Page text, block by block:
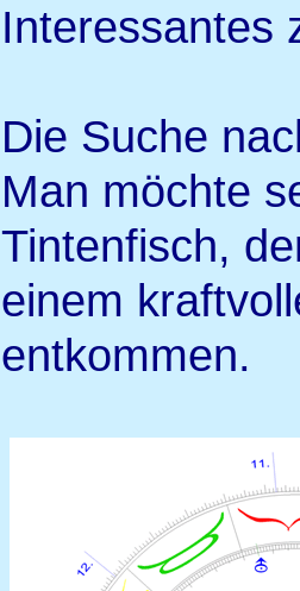
Interessantes
Die Suche
Man möchte
Tintenfisch,
einem
entkommen.